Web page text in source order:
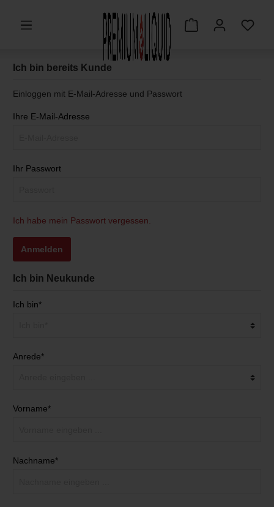
Ich bin bereits Kunde
Einloggen mit E-Mail-Adresse und Passwort
Ihre E-Mail-Adresse
Ihr Passwort
Ich habe mein Passwort vergessen.
Anmelden
Ich bin Neukunde
Ich bin*
Anrede*
Vorname*
Nachname*